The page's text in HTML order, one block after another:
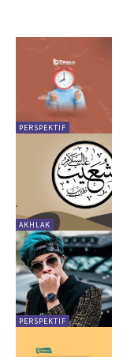
PERSPEKTIF
AKHLAK
PERSPEKTIF